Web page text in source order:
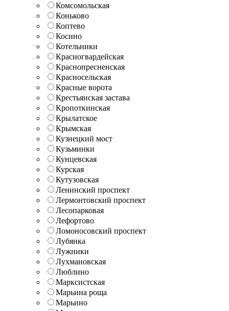
Комсомольская
Коньково
Коптево
Косино
Котельники
Красногвардейская
Краснопресненская
Красносельская
Красные ворота
Крестьянская застава
Кропоткинская
Крылатское
Крымская
Кузнецкий мост
Кузьминки
Кунцевская
Курская
Кутузовская
Ленинский проспект
Лермонтовский проспект
Лесопарковая
Лефортово
Ломоносовский проспект
Лубянка
Лужники
Лухмановская
Люблино
Марксистская
Марьина роща
Марьино